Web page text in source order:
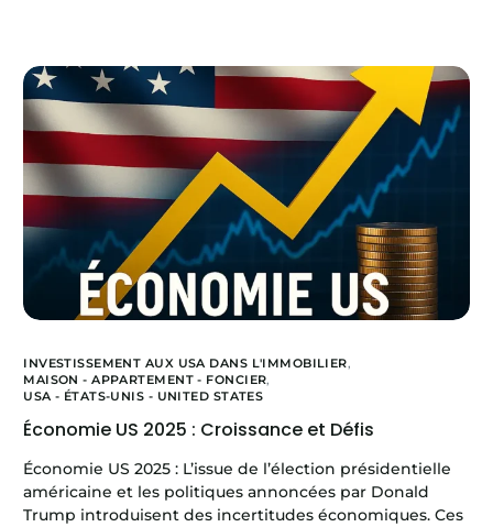
INVESTISSEMENT AUX USA DANS L'IMMOBILIER,
MAISON - APPARTEMENT - FONCIER,
USA - ÉTATS-UNIS - UNITED STATES
Économie US 2025 : Croissance et Défis
Économie US 2025 : L’issue de l’élection présidentielle
américaine et les politiques annoncées par Donald
Trump introduisent des incertitudes économiques. Ces